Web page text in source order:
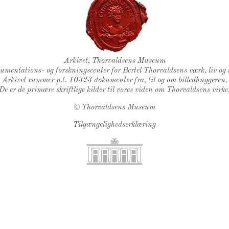
Thorvaldsens Segl
Arkivet, Thorvaldsens Museum
og forskningscenter for Bertel Thorvaldsens værk, liv og
Arkivet rummer p.t. 10323 dokumenter fra, til og om billedhuggeren.
er de primære skriftlige kilder til vores viden om Thorvaldsens virke.
© Thorvaldsens Museum
Tilgængelighedserklæring